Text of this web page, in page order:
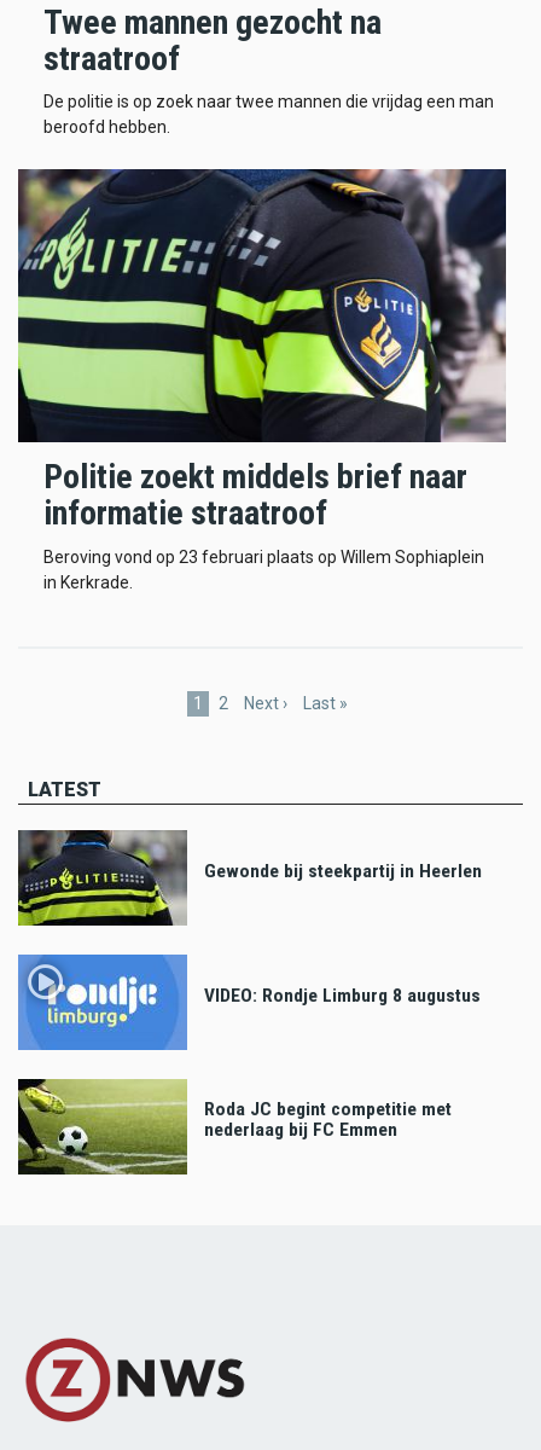
Twee mannen gezocht na
straatroof
De politie is op zoek naar twee mannen die vrijdag een man
beroofd hebben.
Politie zoekt middels brief naar
informatie straatroof
Beroving vond op 23 februari plaats op Willem Sophiaplein
in Kerkrade.
Current
1 Page
2
Next
Next ›
Last
Last »
LATEST
Gewonde bij steekpartij in Heerlen
VIDEO: Rondje Limburg 8 augustus
Roda JC begint competitie met
nederlaag bij FC Emmen